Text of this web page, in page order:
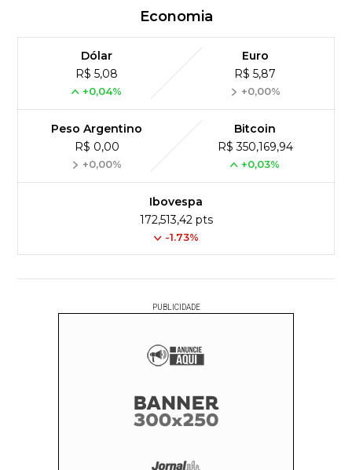
Economia
Dólar
R$ 5,08
+0,04%
Euro
R$ 5,87
+0,00%
Peso Argentino
R$ 0,00
+0,00%
Bitcoin
R$ 350,169,94
+0,03%
Ibovespa
172,513,42 pts
-1.73%
PUBLICIDADE